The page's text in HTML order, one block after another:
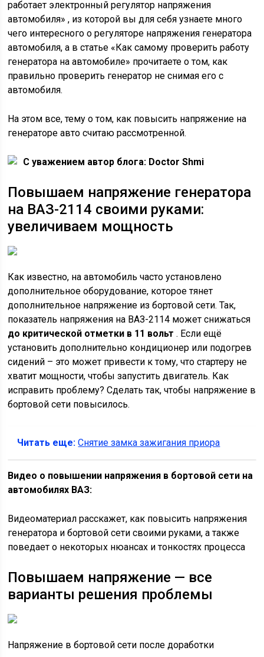
работает электронный регулятор напряжения
автомобиля» , из которой вы для себя узнаете много
чего интересного о регуляторе напряжения генератора
автомобиля, а в статье «Как самому проверить работу
генератора на автомобиле» прочитаете о том, как
правильно проверить генератор не снимая его с
автомобиля.
На этом все, тему о том, как повысить напряжение на
генераторе авто считаю рассмотренной.
C уважением автор блога: Doctor Shmi
Повышаем напряжение генератора
на ВАЗ-2114 своими руками:
увеличиваем мощность
Как известно, на автомобиль часто установлено
дополнительное оборудование, которое тянет
дополнительное напряжение из бортовой сети. Так,
показатель напряжения на ВАЗ-2114 может снижаться
до критической отметки в 11 вольт. Если ещё
установить дополнительно кондиционер или подогрев
сидений – это может привести к тому, что стартеру не
хватит мощности, чтобы запустить двигатель. Как
исправить проблему? Сделать так, чтобы напряжение в
бортовой сети повысилось.
Читать еще: Снятие замка зажигания приора
Видео о повышении напряжения в бортовой сети на
автомобилях ВАЗ:
Видеоматериал расскажет, как повысить напряжения
генератора и бортовой сети своими руками, а также
поведает о некоторых нюансах и тонкостях процесса
Повышаем напряжение — все
варианты решения проблемы
Напряжение в бортовой сети после доработки